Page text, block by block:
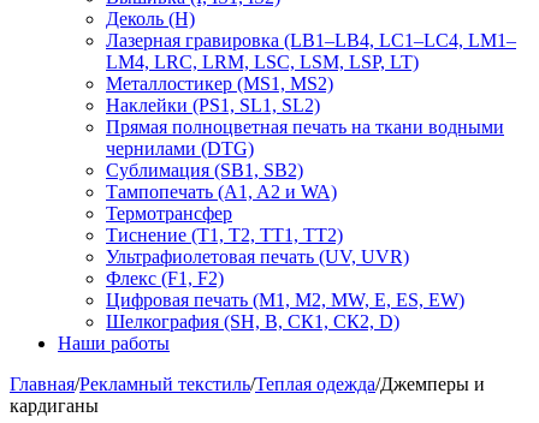
Деколь (H)
Лазерная гравировка (LB1–LB4, LC1–LC4, LM1–
LM4, LRC, LRM, LSC, LSM, LSP, LT)
Металлостикер (MS1, MS2)
Наклейки (PS1, SL1, SL2)
Прямая полноцветная печать на ткани водными
чернилами (DTG)
Сублимация (SB1, SB2)
Тампопечать (A1, A2 и WA)
Термотрансфер
Тиснение (Т1, Т2, ТT1, ТT2)
Ультрафиолетовая печать (UV, UVR)
Флекс (F1, F2)
Цифровая печать (M1, M2, MW, E, ES, EW)
Шелкография (SH, В, СК1, СК2, D)
Наши работы
Главная/Рекламный текстиль/Теплая одежда/Джемперы и
кардиганы